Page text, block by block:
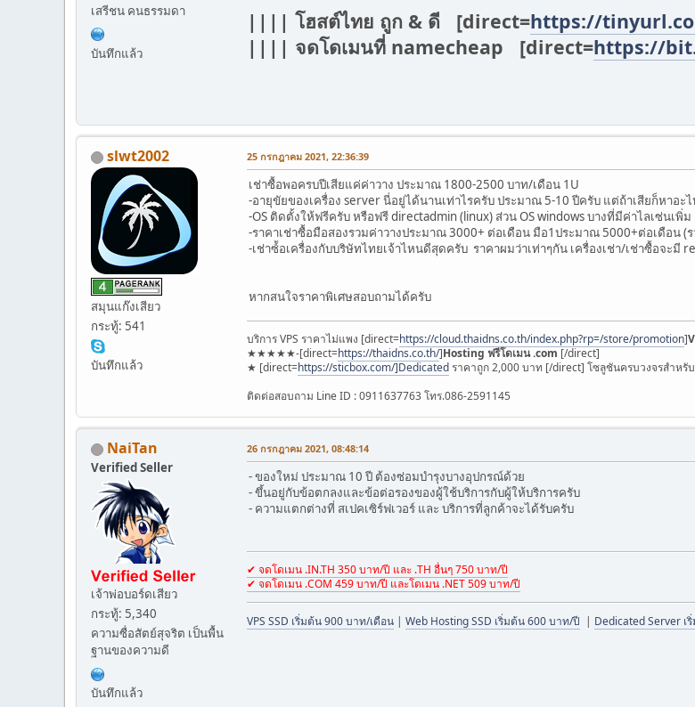
เสรีชน คนธรรมดา
บันทึกแล้ว
|||| โฮสต์ไทย ถูก & ดี [direct=https://
|||| จดโดเมนที่ namecheap [direct=https://
slwt2002
สมุนแก๊งเสียว
กระทู้: 541
บันทึกแล้ว
25 กรกฎาคม 2021, 22:36:39
เช่าซื้อพอครบปีเสียแค่ค่าวาง ประมาณ 1800-2500 บาท/เดือน 1U
-อายุขัยของเครื่อง server นี่อยู่ได้นานเท่าไรครับ ประมาณ 5-10 ปีครับ แต่ถ้าเสียก็หาอะ
-OS ติดตั้งให้ฟรีครับ หรือฟรี directadmin (linux) ส่วน OS windows บางที่มีค่าไลเซ่นเพิ่ม
-ราคาเช่าซื้อมือสองรวมค่าวางประมาณ 3000+ ต่อเดือน มือ1ประมาณ 5000+ต่อเดือน (ร
-เช่าซ์้อเครื่องกับบริษัทไทยเจ้าไหนดีสุดครับ ราคาผมว่าเท่าๆกัน เครื่องเช่า/เช่าซื้อจะมี
หากสนใจราคาพิเศษสอบถามได้ครับ
บริการ VPS ราคาไม่แพง [direct=https://cloud.thaidns.co.th/index.php?rp=/store/promotion]
★★★★★-[direct=https://thaidns.co.th/]Hosting ฟรีโดเมน .com [/direct]
★ [direct=https://sticbox.com/]Dedicated ราคาถูก 2,000 บาท [/direct] โซลูชันครบวงจรสำหรั
ติดต่อสอบถาม Line ID : 0911637763 โทร.086-2591145
NaiTan
Verified Seller
เจ้าพ่อบอร์ดเสียว
กระทู้: 5,340
ความซื่อสัตย์สุจริต เป็นพื้น
ฐานของความดี
บันทึกแล้ว
26 กรกฎาคม 2021, 08:48:14
- ของใหม่ ประมาณ 10 ปี ต้องซ่อมบำรุงบางอุปกรณ์ด้วย
- ขึ้นอยู่กับข้อตกลงและข้อต่อรองของผู้ใช้บริการกับผู้ให้บริการครับ
- ความแตกต่างที่ สเปคเซิร์ฟเวอร์ และ บริการที่ลูกค้าจะได้รับครับ
✔ จดโดเมน .IN.TH 350 บาท/ปี และ .TH อื่นๆ 750 บาท/ปี
✔ จดโดเมน .COM 459 บาท/ปี และโดเมน .NET 509 บาท/ปี
VPS SSD เริ่มต้น 900 บาท/เดือน | Web Hosting SSD เริ่มต้น 600 บาท/ปี | Dedicated Server เ